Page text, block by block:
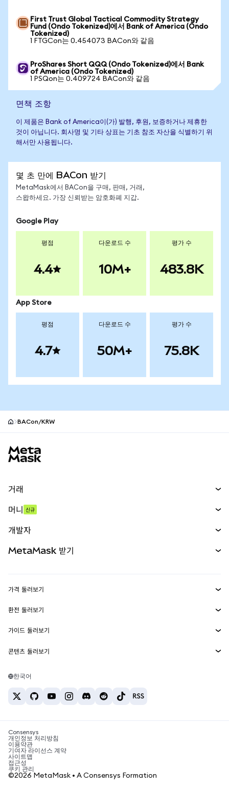
First Trust Global Tactical Commodity Strategy
Fund (Ondo Tokenized)에서 Bank of America (Ondo
Tokenized)
1 FTGCon는 0.454073 BACon와 같음
ProShares Short QQQ (Ondo Tokenized)에서 Bank
of America (Ondo Tokenized)
1 PSQon는 0.409724 BACon와 같음
면책 조항
이 제품은 Bank of America이(가) 발행, 후원, 보증하거나 제휴한
것이 아닙니다. 회사명 및 기타 상표는 기초 참조 자산을 식별하기 위
해서만 사용됩니다.
몇 초 만에 BACon 받기
MetaMask에서 BACon을 구매, 판매, 거래,
스왑하세요. 가장 신뢰받는 암호화폐 지갑.
Google Play
평점
4.4
다운로드 수
10M+
평가 수
483.8K
App Store
평점
4.7
다운로드 수
50M+
평가 수
75.8K
BACon/KRW
거래
무기한 선물
실물자산
머니 신규
개발자
MetaMask Connect
Snaps
웹3 서비스
MetaMask 받기
보안
고객 지원
채용
가격 둘러보기
이더리움 가격
솔라나 가격
테더 가격
환전 둘러보기
ETH를 USD로 환전
USDT를 INR로 환전
BTC를 INR로 환전
ETH를 USDT로 환전
가이드 둘러보기
ETH 매수
USDT 매수
SHIB 매수
BNB 매수
콘텐츠 둘러보기
솔라나 지갑
암호화폐 세금 뉴스
암호화폐 매수 방법
비트코인 매도 방법
한국어
Consensys
개인정보 처리방침
이용약관
기여자 라이선스 계약
사이트맵
접근성
쿠키 관리
©2026 MetaMask • A Consensys Formation